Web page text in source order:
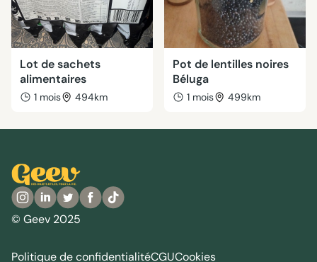
Lot de sachets
alimentaires
1 mois 494km
Pot de lentilles noires
Béluga
1 mois 499km
© Geev 2025
Politique de confidentialitéCGUCookies